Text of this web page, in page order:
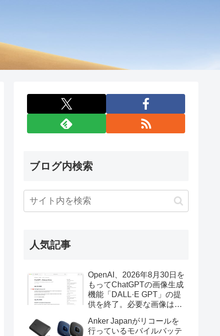
ブログ内検索
人気記事
OpenAI、2026年8月30日を
もってChatGPTの画像生成
機能「DALL·E GPT」の提
供を終了。必要な画像は期
Anker Japanがリコールを
行っているモバイルバッテ